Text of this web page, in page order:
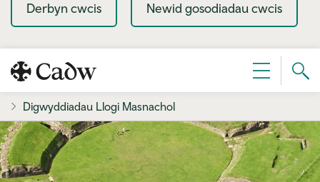
Derbyn cwcis Newid gosodiadau cwcis
Dewislen
Digwyddiadau Llogi Masnachol